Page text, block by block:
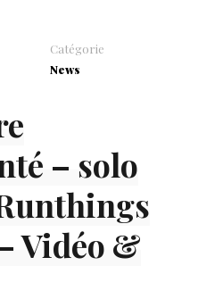
Catégorie
News
– solo
Vidéo &